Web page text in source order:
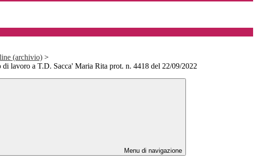
(archivio) >
di lavoro a T.D. Sacca' Maria Rita prot. n. 4418 del 22/09/2022
Menu di navigazione